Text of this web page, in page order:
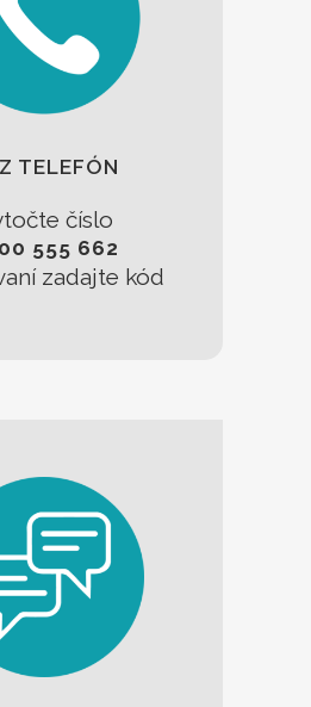
TELEFÓN
číslo
555 662
zadajte kód